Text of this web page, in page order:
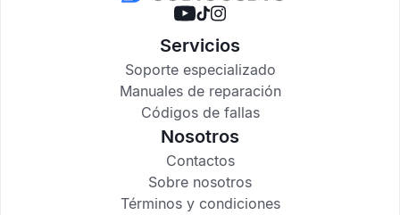
Servicios
Soporte especializado
Manuales de reparación
Códigos de fallas
Nosotros
Contactos
Sobre nosotros
Términos y condiciones